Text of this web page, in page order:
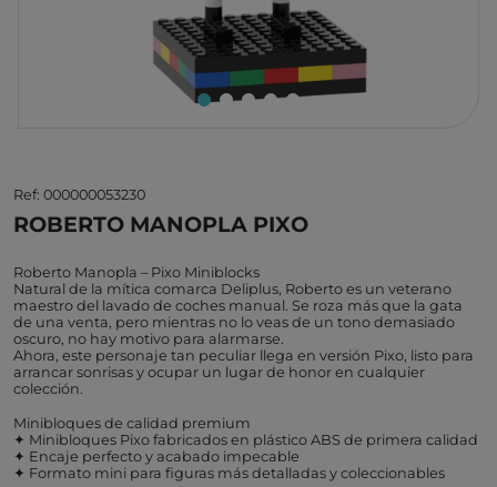
Ref: 000000053230
ROBERTO MANOPLA PIXO
Roberto Manopla – Pixo Miniblocks
Natural de la mítica comarca Deliplus, Roberto es un veterano
maestro del lavado de coches manual. Se roza más que la gata
de una venta, pero mientras no lo veas de un tono demasiado
oscuro, no hay motivo para alarmarse.
Ahora, este personaje tan peculiar llega en versión Pixo, listo para
arrancar sonrisas y ocupar un lugar de honor en cualquier
colección.
Minibloques de calidad premium
✦ Minibloques Pixo fabricados en plástico ABS de primera calidad
✦ Encaje perfecto y acabado impecable
✦ Formato mini para figuras más detalladas y coleccionables